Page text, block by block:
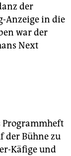
der
Anzeige in die
war der
Next
Programmheft
der Bühne zu
Käfige und